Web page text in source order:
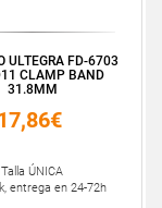
ULTEGRA FD-6703
CLAMP BAND
31.8MM
Talla ÚNICA
entrega en 24-72h